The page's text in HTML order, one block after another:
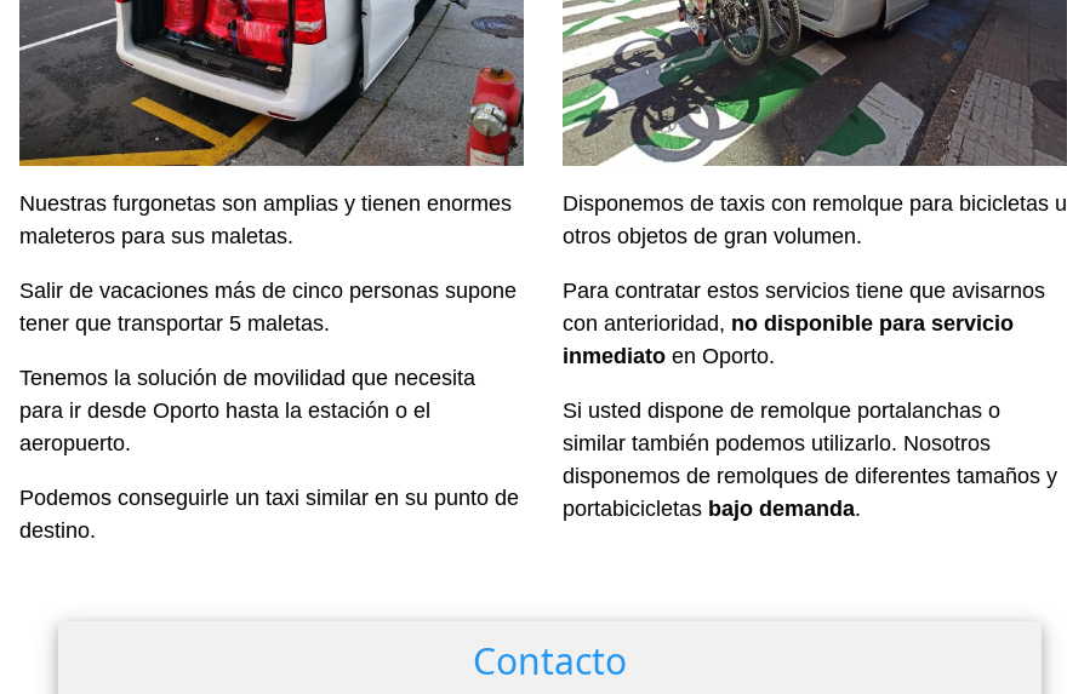
Nuestras furgonetas son amplias y tienen enormes
maleteros para sus maletas.
Salir de vacaciones más de cinco personas supone
tener que transportar 5 maletas.
Tenemos la solución de movilidad que necesita
para ir desde Oporto hasta la estación o el
aeropuerto.
Podemos conseguirle un taxi similar en su punto de
destino.
Disponemos de taxis con remolque para bicicletas u
otros objetos de gran volumen.
Para contratar estos servicios tiene que avisarnos
con anterioridad, no disponible para servicio
inmediatoen Oporto.
Si usted dispone de remolque portalanchas o
similar también podemos utilizarlo. Nosotros
disponemos de remolques de diferentes tamaños y
portabicicletas bajo demanda.
Contacto